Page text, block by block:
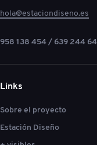
hola@estaciondiseno.es
958 138 454 / 639 244
Links
Sobre el proyecto
Estación Diseño